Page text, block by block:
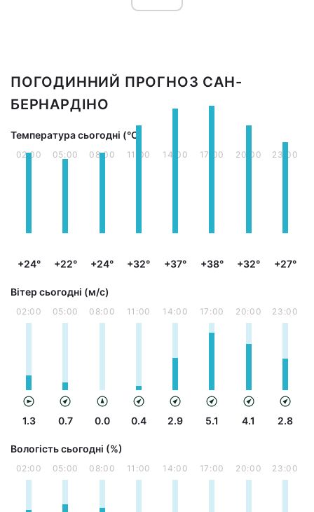
ПОГОДИННИЙ ПРОГНОЗ САН-
БЕРНАРДІНО
Температура сьогодні (°С)
02:00
+24°
05:00
+22°
08:00
+24°
11:00
+32°
14:00
+37°
17:00
+38°
20:00
+32°
23:00
+27°
Вітер сьогодні (м/с)
02:00
1.3
05:00
0.7
08:00
0.0
11:00
0.4
14:00
2.9
17:00
5.1
20:00
4.1
23:00
2.8
Вологість сьогодні (%)
02:00 05:00 08:00 11:00 14:00 17:00 20:00 23:00